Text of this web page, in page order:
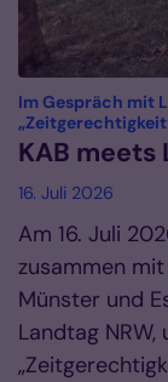
Im Gespräch mit
KAB meets
16. Juli 2026
Am 16. Juli
zusammen
Münster und
Landtag